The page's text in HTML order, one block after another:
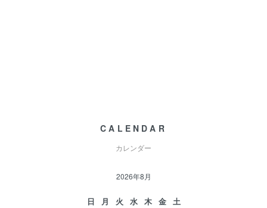
CALENDAR
カレンダー
2026年8月
日 月 火 水 木 金
土